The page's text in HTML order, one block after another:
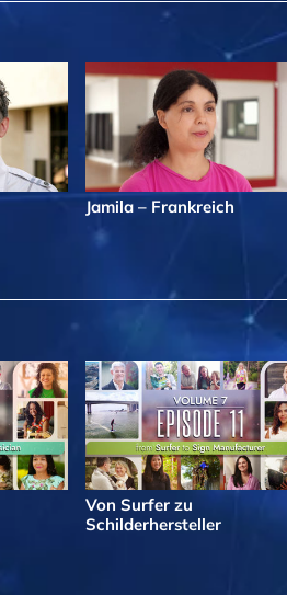
Jamila – Frankreich
Von Surfer zu
Schilderhersteller